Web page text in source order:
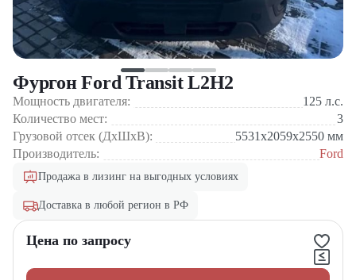
Фургон Ford Transit L2H2
Мощность двигателя: 125 л.с.
Количество мест:
3
Грузовой отсек (ДхШхВ):
5531x2059x2550 мм
Производитель:
Ford
Продажа в лизинг на выгодных условиях
Доставка в любой регион в РФ
Цена по запросу